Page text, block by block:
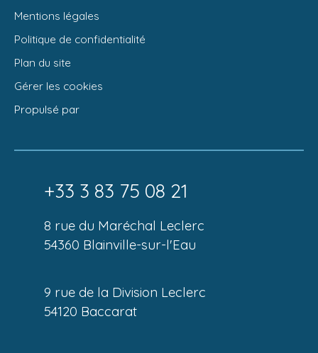
Mentions légales
Politique de confidentialité
Plan du site
Gérer les cookies
Propulsé par
+33 3 83 75 08 21
8 rue du Maréchal Leclerc
54360 Blainville-sur-l'Eau
9 rue de la Division Leclerc
54120 Baccarat